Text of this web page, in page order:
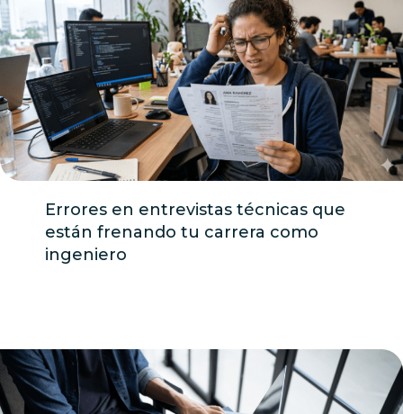
Errores en entrevistas técnicas que
están frenando tu carrera como
ingeniero